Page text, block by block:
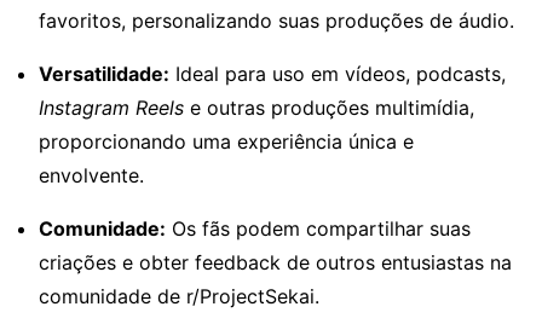
favoritos, personalizando suas produções de áudio.
Versatilidade: Ideal para uso em vídeos, podcasts,
Instagram Reels e outras produções multimídia,
proporcionando uma experiência única e
envolvente.
Comunidade: Os fãs podem compartilhar suas
criações e obter feedback de outros entusiastas na
comunidade de r/ProjectSekai.